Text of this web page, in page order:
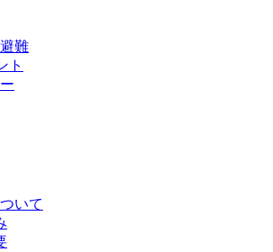
難
ト
いて